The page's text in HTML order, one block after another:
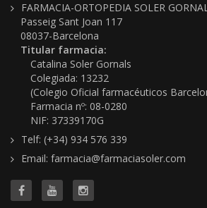
FARMACIA-ORTOPEDIA SOLER
Passeig Sant Joan 117
08037-Barcelona
Titular farmacia:
Catalina Soler Gornals
Colegiada: 13232
(Colegio Oficial farmacéuticos
Farmacia nº: 08-0280
NIF: 37339170G
Telf: (+34) 934 576 339
Email: farmacia@farmaciasoler.com